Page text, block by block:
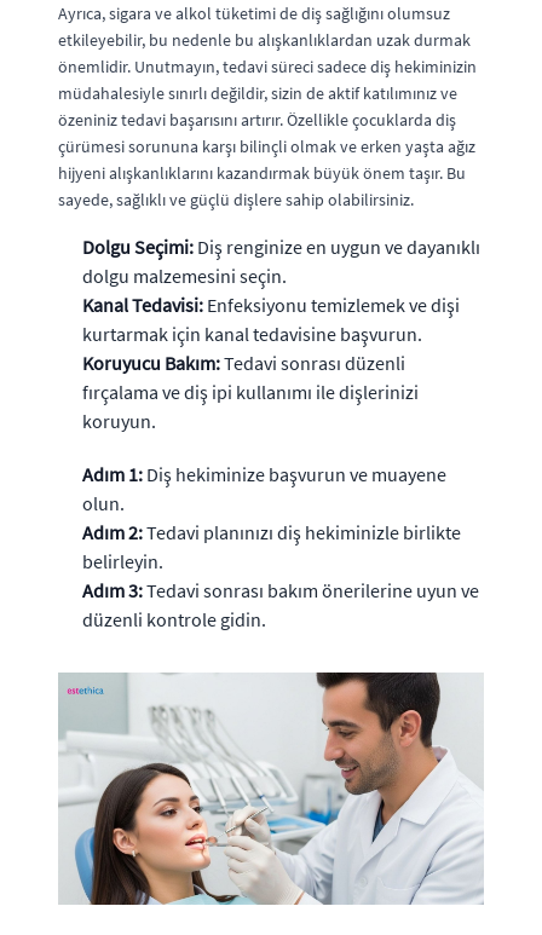
Ayrıca, sigara ve alkol tüketimi de diş sağlığını olumsuz
etkileyebilir, bu nedenle bu alışkanlıklardan uzak durmak
önemlidir. Unutmayın, tedavi süreci sadece diş hekiminizin
müdahalesiyle sınırlı değildir, sizin de aktif katılımınız ve
özeniniz tedavi başarısını artırır. Özellikle çocuklarda diş
çürümesi sorununa karşı bilinçli olmak ve erken yaşta ağız
hijyeni alışkanlıklarını kazandırmak büyük önem taşır. Bu
sayede, sağlıklı ve güçlü dişlere sahip olabilirsiniz.
Dolgu Seçimi: Diş renginize en uygun ve dayanıklı
dolgu malzemesini seçin.
Kanal Tedavisi: Enfeksiyonu temizlemek ve dişi
kurtarmak için kanal tedavisine başvurun.
Koruyucu Bakım:Tedavi sonrası düzenli
fırçalama ve diş ipi kullanımı ile dişlerinizi
koruyun.
Adım 1: Diş hekiminize başvurun ve muayene
olun.
Adım 2:Tedavi planınızı diş hekiminizle birlikte
belirleyin.
Adım 3:Tedavi sonrası bakım önerilerine uyun ve
düzenli kontrole gidin.